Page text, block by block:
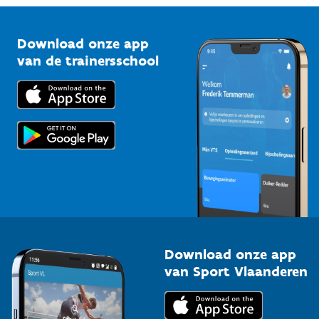
Bedrijven
Trainers en begeleiders
Topsporters
Vlaamse Trainersschool
Kennisplatform
Downloads
Voor de pers
Download onze app
van de trainersschool
Download onze app
van Sport Vlaanderen